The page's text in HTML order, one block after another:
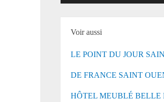
Voir aussi
LE POINT DU JOUR
DE FRANCE SAINT
HÔTEL MEUBLÉ BELLE